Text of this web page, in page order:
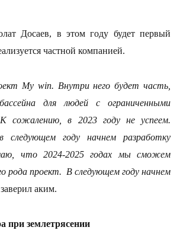
Досаев, в этом году будет первый
частной компанией.
My win. Внутри него будет часть,
для людей с ограниченными
сожалению, в 2023 году не успеем.
следующем году начнем разработку
что 2024-2025 годах мы сможем
рода проект. В следующем году начнем
аким.
при землетрясении